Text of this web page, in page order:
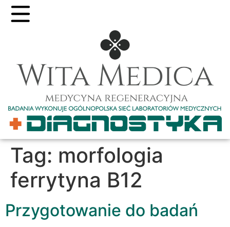
Tag: morfologia
ferrytyna B12
Przygotowanie do badań